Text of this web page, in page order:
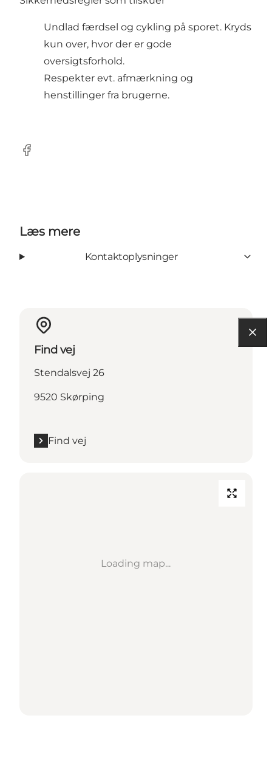
Undlad færdsel og cykling på sporet. Kryds
kun over, hvor der er gode
oversigtsforhold.
Respekter evt. afmærkning og
henstillinger fra brugerne.
Facebook
Læs mere
Kontaktoplysninger
Find vej
Stendalsvej 26
9520 Skørping
Find vej
Loading map...